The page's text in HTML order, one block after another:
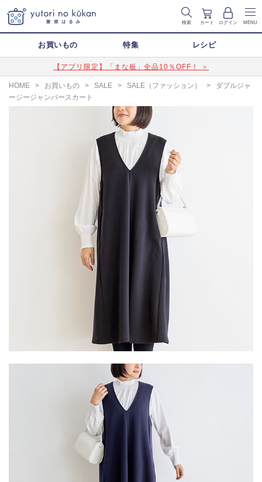
検索 カート ログイン MENU
お買いもの 特集 レシピ
【アプリ限定】「まな板」全品10％OFF！ ＞
HOME > お買いもの > SALE > SALE（ファッション） >
ダブルジャ
ージージャンパースカート